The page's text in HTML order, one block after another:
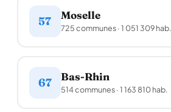
57 Moselle
725 communes · 1 051 309 hab.
67 Bas-Rhin
514 communes · 1 163 810 hab.